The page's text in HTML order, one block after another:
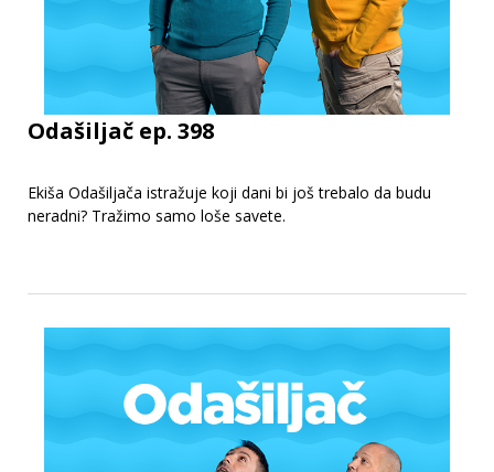
Odašiljač ep. 398
Ekiša Odašiljača istražuje koji dani bi još trebalo da budu
neradni? Tražimo samo loše savete.